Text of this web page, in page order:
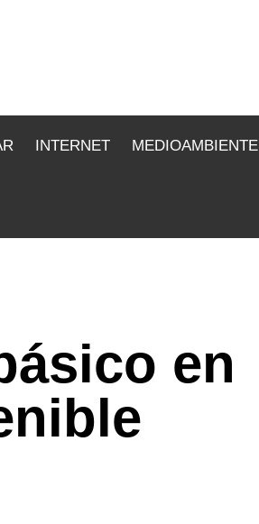
INTERNET MEDIOAMBIENTE
en